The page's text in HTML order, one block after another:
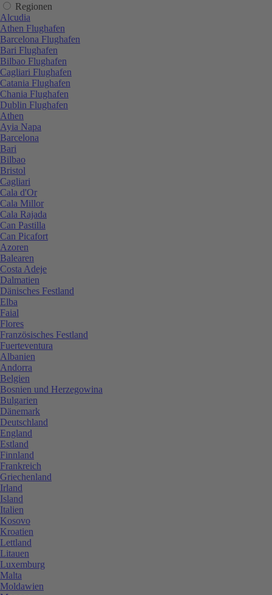
Regionen
Alcudia
Athen Flughafen
Barcelona Flughafen
Bari Flughafen
Bilbao Flughafen
Cagliari Flughafen
Catania Flughafen
Chania Flughafen
Dublin Flughafen
Athen
Ayia Napa
Barcelona
Bari
Bilbao
Bristol
Cagliari
Cala d'Or
Cala Millor
Cala Rajada
Can Pastilla
Can Picafort
Azoren
Balearen
Costa Adeje
Dalmatien
Dänisches Festland
Elba
Faial
Flores
Französisches Festland
Fuerteventura
Albanien
Andorra
Belgien
Bosnien und Herzegowina
Bulgarien
Dänemark
Deutschland
England
Estland
Finnland
Frankreich
Griechenland
Irland
Island
Italien
Kosovo
Kroatien
Lettland
Litauen
Luxemburg
Malta
Moldawien